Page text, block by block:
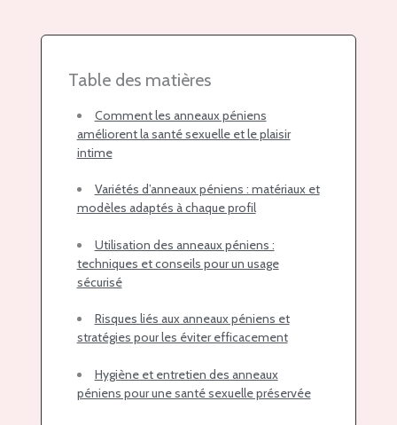
Table des matières
Comment les anneaux péniens
améliorent la santé sexuelle et le plaisir
intime
Variétés d’anneaux péniens : matériaux et
modèles adaptés à chaque profil
Utilisation des anneaux péniens :
techniques et conseils pour un usage
sécurisé
Risques liés aux anneaux péniens et
stratégies pour les éviter efficacement
Hygiène et entretien des anneaux
péniens pour une santé sexuelle préservée